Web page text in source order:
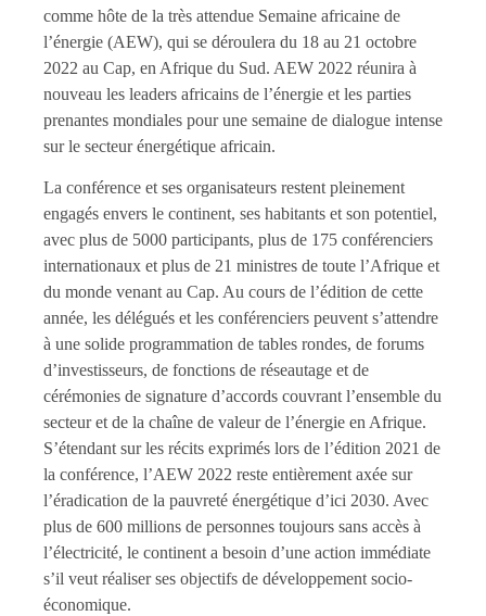
comme hôte de la très attendue Semaine africaine de
l’énergie (AEW), qui se déroulera du 18 au 21 octobre
2022 au Cap, en Afrique du Sud. AEW 2022 réunira à
nouveau les leaders africains de l’énergie et les parties
prenantes mondiales pour une semaine de dialogue intense
sur le secteur énergétique africain.
La conférence et ses organisateurs restent pleinement
engagés envers le continent, ses habitants et son potentiel,
avec plus de 5000 participants, plus de 175 conférenciers
internationaux et plus de 21 ministres de toute l’Afrique et
du monde venant au Cap. Au cours de l’édition de cette
année, les délégués et les conférenciers peuvent s’attendre
à une solide programmation de tables rondes, de forums
d’investisseurs, de fonctions de réseautage et de
cérémonies de signature d’accords couvrant l’ensemble du
secteur et de la chaîne de valeur de l’énergie en Afrique.
S’étendant sur les récits exprimés lors de l’édition 2021 de
la conférence, l’AEW 2022 reste entièrement axée sur
l’éradication de la pauvreté énergétique d’ici 2030. Avec
plus de 600 millions de personnes toujours sans accès à
l’électricité, le continent a besoin d’une action immédiate
s’il veut réaliser ses objectifs de développement socio-
économique.